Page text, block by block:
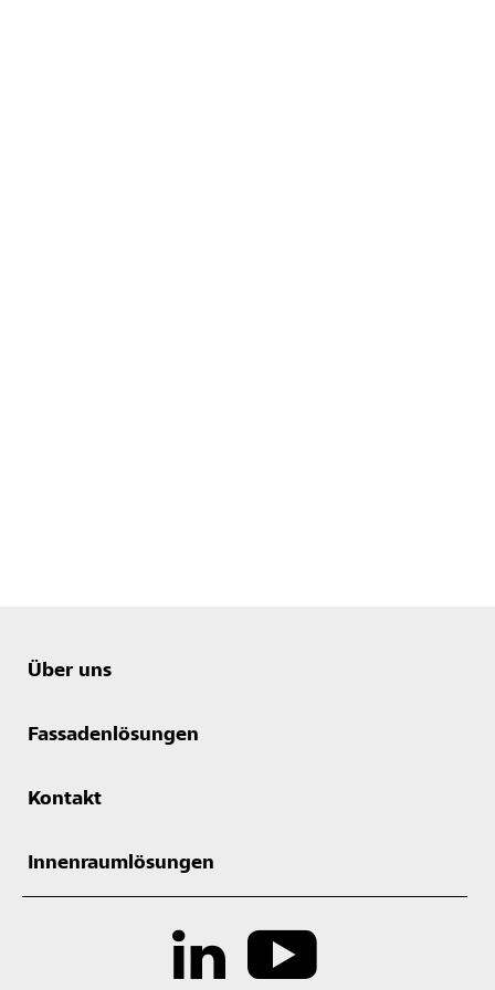
Über uns
Fassadenlösungen
Kontakt
Innenraumlösungen